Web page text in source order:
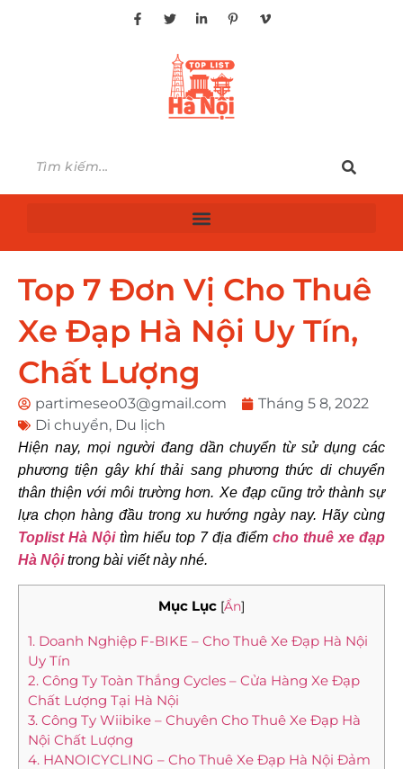
Top 7 Đơn Vị Cho Thuê
Xe Đạp Hà Nội Uy Tín,
Chất Lượng
partimeseo03@gmail.com
Tháng 5 8, 2022
Di chuyển, Du lịch
Hiện nay, mọi người đang dần chuyển từ sử dụng các
phương tiện gây khí thải sang phương thức di chuyển
thân thiện với môi trường hơn. Xe đạp cũng trở thành sự
lựa chọn hàng đầu trong xu hướng ngày nay. Hãy cùng
Toplist Hà Nộitìm hiểu top 7 địa điểm cho thuê xe đạp
Hà Nội trong bài viết này nhé.
Mục Lục [Ẩn]
1. Doanh Nghiệp F-BIKE – Cho Thuê Xe Đạp Hà Nội
Uy Tín
2. Công Ty Toàn Thắng Cycles – Cửa Hàng Xe Đạp
Chất Lượng Tại Hà Nội
3. Công Ty Wiibike – Chuyên Cho Thuê Xe Đạp Hà
Nội Chất Lượng
4. HANOICYCLING – Cho Thuê Xe Đạp Hà Nội Đảm